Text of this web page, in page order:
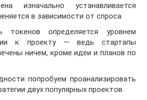
изначально устанавливается
в зависимости от спроса.
токенов определяется уровнем
к проекту — ведь стартапы
ничем, кроме идеи и планов по
попробуем проанализировать
двух популярных проектов.